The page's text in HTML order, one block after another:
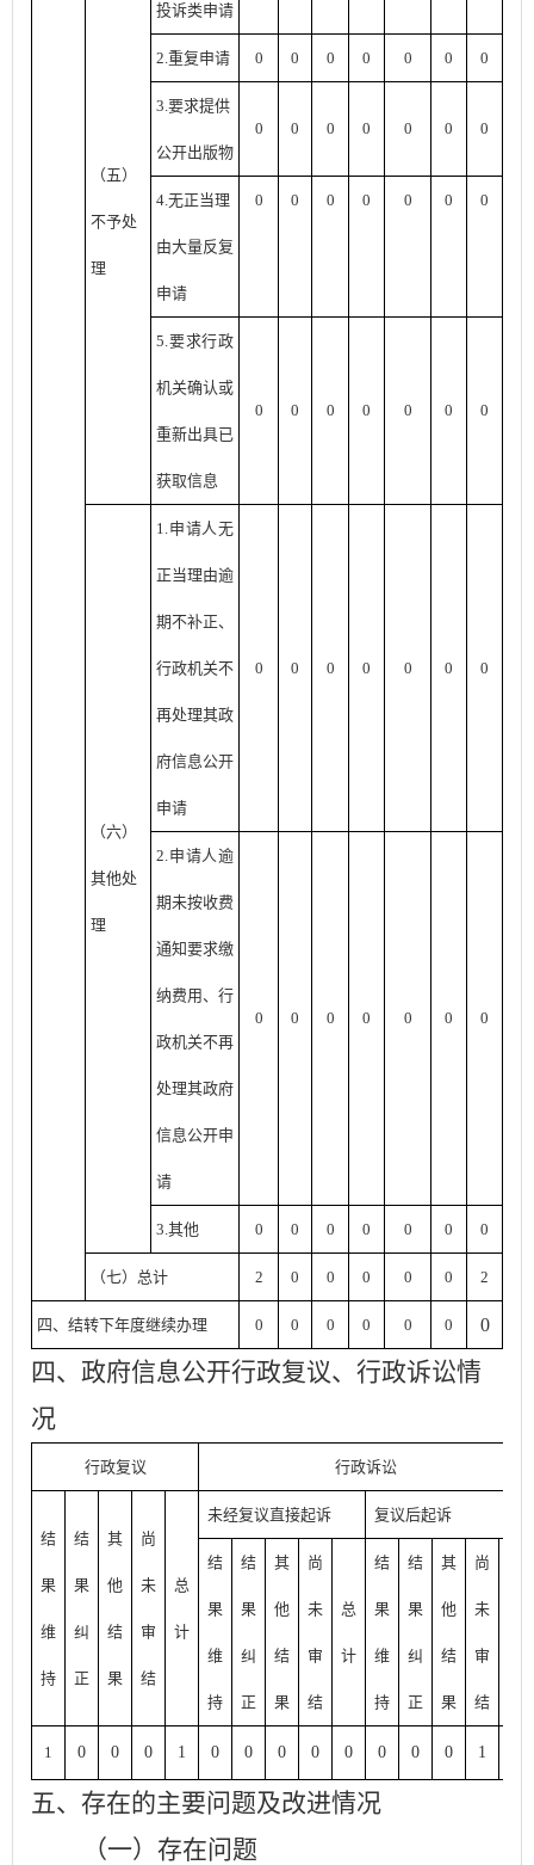
（五）
不予处
理
投诉类申请
2.重复申请 0 0 0 0 0 0 0
3.要求提供
公开出版物
0 0 0 0 0 0 0
4.无正当理
由大量反复
申请
0 0 0 0 0 0 0
5.要求行政
机关确认或
重新出具已
获取信息
0 0 0 0 0 0 0
（六）
其他处
理
1.申请人无
正当理由逾
期不补正、
行政机关不
再处理其政
府信息公开
申请
0 0 0 0 0 0 0
2.申请人逾
期未按收费
通知要求缴
纳费用、行
政机关不再
处理其政府
信息公开申
请
0 0 0 0 0 0 0
3.其他 0 0 0 0 0 0 0
（七）总计 2 0 0 0 0 0 2
四、结转下年度继续办理 0 0 0 0 0 0 0
四、政府信息公开行政复议、行政诉讼情
况
行政复议 行政诉讼
结
果
维
持
结
果
纠
正
其
他
结
果
尚
未
审
结
总
计
未经复议直接起诉 复议后起诉
结
果
维
持
结
果
纠
正
其
他
结
果
尚
未
审
结
总
计
结
果
维
持
结
果
纠
正
其
他
结
果
尚
未
审
结
1 0 0 0 1 0 0 0 0 0 0 0 0 1
五、存在的主要问题及改进情况
（一）存在问题